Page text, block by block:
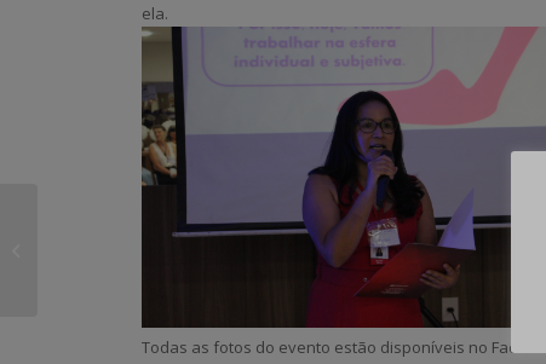
ela.
Todas as fotos do evento estão disponíveis no
entrega lembranças